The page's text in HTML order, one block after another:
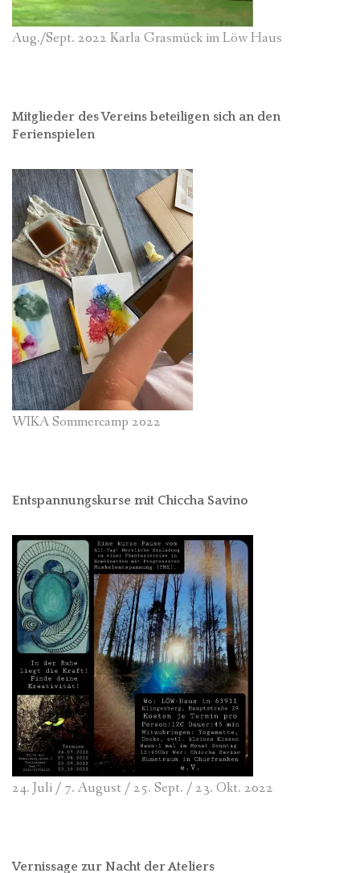
Aug./Sept. 2022 Karla Grasmück im Löw Haus
Mitglieder des Vereins beteiligen sich an den
Ferienspielen
WIKA Sommercamp 2022
Entspannungskurse mit Chiccha Savino
24. Juli / 7. August / 25. Sept. / 23. Okt. 2022
Vernissage zur Nacht der Ateliers